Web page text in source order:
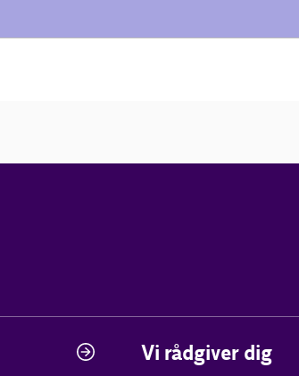
Vi rådgiver dig